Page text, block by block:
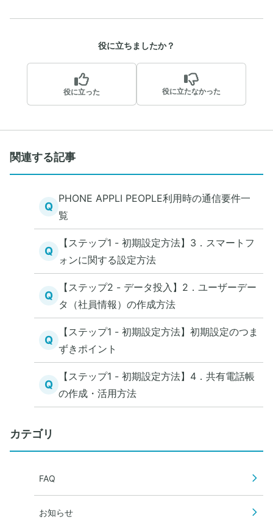
役に立ちましたか？
役に立った 役に立たなかった
関連する記事
Q
PHONE APPLI PEOPLE利用時の通信要件一
覧
Q
【ステップ1 - 初期設定方法】3．スマートフ
ォンに関する設定方法
Q
【ステップ2 - データ投入】2．ユーザーデー
タ（社員情報）の作成方法
Q
【ステップ1 - 初期設定方法】初期設定のつま
ずきポイント
Q
【ステップ1 - 初期設定方法】4．共有電話帳
の作成・活用方法
カテゴリ
FAQ
お知らせ